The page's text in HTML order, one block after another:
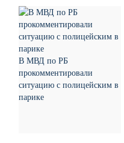
В МВД по РБ
прокомментировали
ситуацию с полицейским в
парике